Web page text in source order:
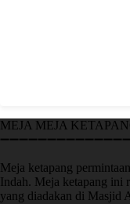
MEJA MEJA
➖➖➖➖➖➖➖➖➖➖➖➖➖➖
Meja ketapang
Indah. Meja ketapang ini
yang diadakan di Masjid